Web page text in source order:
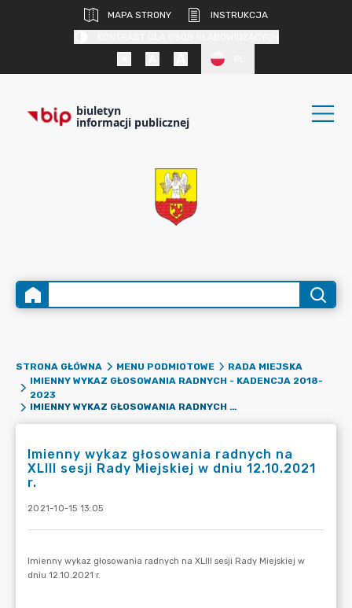
MAPA STRONY
INSTRUKCJA
biuletyn
informacji publicznej
STRONA GŁÓWNA MENU PODMIOTOWE
RADA MIEJSKA
IMIENNY WYKAZ GŁOSOWANIA RADNYCH - KADENCJA 2018-
2023
IMIENNY WYKAZ GŁOSOWANIA RADNYCH NA XLIII SESJI RADY MIEJSKIEJ W DNIU 12.10.2021 R.
Imienny wykaz głosowania radnych na
XLIII sesji Rady Miejskiej w dniu 12.10.2021
r.
2021-10-15 13:05